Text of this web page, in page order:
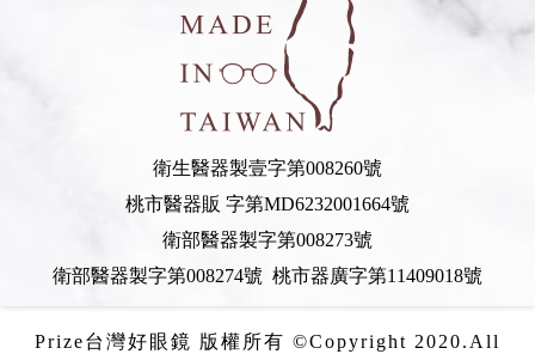
衛生醫器製壹字第008260號
桃市醫器販 字第MD6232001664號
衛部醫器製字第008273號
衛部醫器製字第008274號 桃市器廣字第11409018號
Prize台灣好眼鏡 版權所有 ©Copyright 2020.All